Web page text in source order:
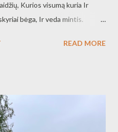
Kurios visumą kuria Ir
bėga, Ir veda mintis.
Be potėpių drobėj. Kas raidę
READ MORE